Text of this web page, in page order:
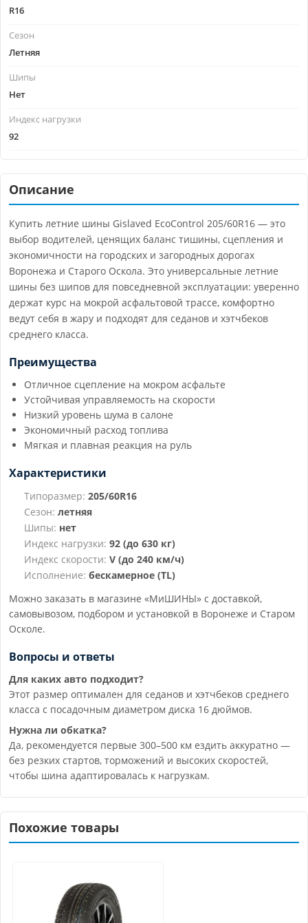
R16
Сезон
Летняя
Шипы
Нет
Индекс нагрузки
92
Описание
Купить летние шины Gislaved EcoControl 205/60R16 — это
выбор водителей, ценящих баланс тишины, сцепления и
экономичности на городских и загородных дорогах
Воронежа и Старого Оскола. Это универсальные летние
шины без шипов для повседневной эксплуатации: уверенно
держат курс на мокрой асфальтовой трассе, комфортно
ведут себя в жару и подходят для седанов и хэтчбеков
среднего класса.
Преимущества
Отличное сцепление на мокром асфальте
Устойчивая управляемость на скорости
Низкий уровень шума в салоне
Экономичный расход топлива
Мягкая и плавная реакция на руль
Характеристики
Типоразмер: 205/60R16
Сезон: летняя
Шипы: нет
Индекс нагрузки: 92 (до 630 кг)
Индекс скорости: V (до 240 км/ч)
Исполнение: бескамерное (TL)
Можно заказать в магазине «МиШИНЫ» с доставкой,
самовывозом, подбором и установкой в Воронеже и Старом
Осколе.
Вопросы и ответы
Для каких авто подходит?
Этот размер оптимален для седанов и хэтчбеков среднего
класса с посадочным диаметром диска 16 дюймов.
Нужна ли обкатка?
Да, рекомендуется первые 300–500 км ездить аккуратно —
без резких стартов, торможений и высоких скоростей,
чтобы шина адаптировалась к нагрузкам.
Похожие товары